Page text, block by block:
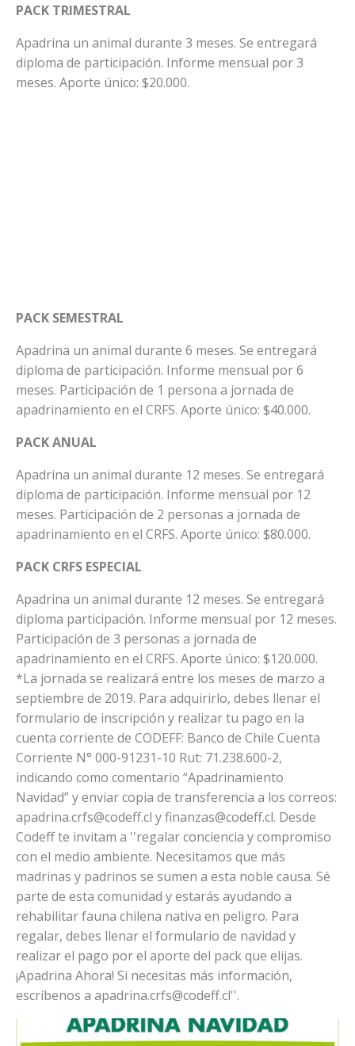
PACK TRIMESTRAL
Apadrina un animal durante 3 meses. Se entregará
diploma de participación. Informe mensual por 3
meses. Aporte único: $20.000.
PACK SEMESTRAL
Apadrina un animal durante 6 meses. Se entregará
diploma de participación. Informe mensual por 6
meses. Participación de 1 persona a jornada de
apadrinamiento en el CRFS. Aporte único: $40.000.
PACK ANUAL
Apadrina un animal durante 12 meses. Se entregará
diploma de participación. Informe mensual por 12
meses. Participación de 2 personas a jornada de
apadrinamiento en el CRFS. Aporte único: $80.000.
PACK CRFS ESPECIAL
Apadrina un animal durante 12 meses. Se entregará
diploma participación. Informe mensual por 12 meses.
Participación de 3 personas a jornada de
apadrinamiento en el CRFS. Aporte único: $120.000.
*La jornada se realizará entre los meses de marzo a
septiembre de 2019. Para adquirirlo, debes llenar el
formulario de inscripción y realizar tu pago en la
cuenta corriente de CODEFF: Banco de Chile Cuenta
Corriente N° 000-91231-10 Rut: 71.238.600-2,
indicando como comentario “Apadrinamiento
Navidad” y enviar copia de transferencia a los correos:
apadrina.crfs@codeff.cl yfinanzas@codeff.cl. Desde
Codeff te invitam a ''regalar conciencia y compromiso
con el medio ambiente. Necesitamos que más
madrinas y padrinos se sumen a esta noble causa. Sé
parte de esta comunidad y estarás ayudando a
rehabilitar fauna chilena nativa en peligro. Para
regalar, debes llenar el formulario de navidad y
realizar el pago por el aporte del pack que elijas.
¡Apadrina Ahora! Si necesitas más información,
escríbenos a apadrina.crfs@codeff.cl''.